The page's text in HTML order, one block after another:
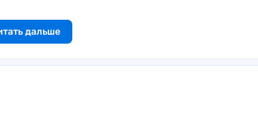
дальше